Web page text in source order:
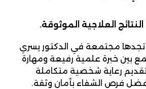
العلاجية الموثوقة.
مجتمعة في الدكتور يسري
بين خبرة علمية رفيعة ومهارة
تقديم رعاية شخصية متكاملة
فرص الشفاء بأمان وثقة.